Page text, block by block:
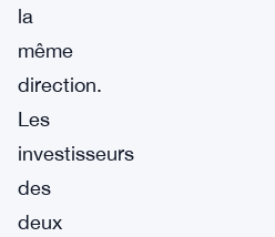
la
même
direction.
Les
investisseurs
des
deux